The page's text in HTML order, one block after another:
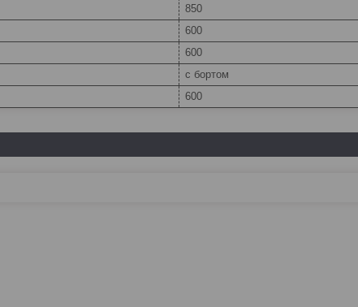
850
600
600
с бортом
600